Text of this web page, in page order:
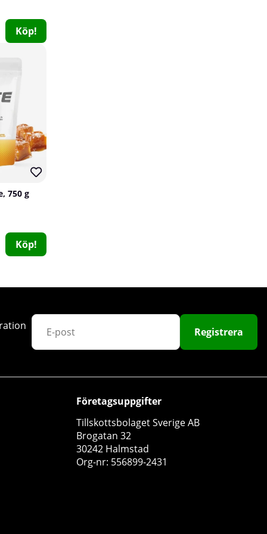
329 kr
Köp!
750 g
Köp!
Registrera
Företagsuppgifter
Tillskottsbolaget Sverige AB
Brogatan 32
30242 Halmstad
Org-nr: 556899-2431